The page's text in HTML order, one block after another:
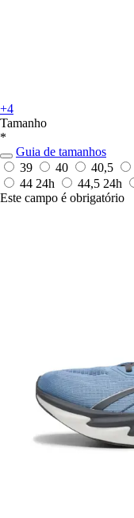
+4
Tamanho
*
Guia de tamanhos
39
40 40,5
44 24h 44,5 24h
Este campo é obrigatório